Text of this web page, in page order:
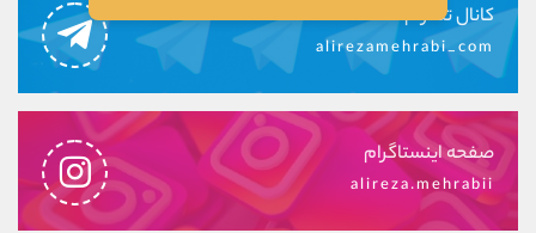
کانال تلگرام
alirezamehrabi_com
صفحه اینستاگرام
alireza.mehrabii